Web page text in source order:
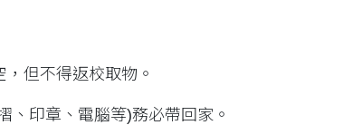
但不得返校取物。
、印章、電腦等)務必帶回家。